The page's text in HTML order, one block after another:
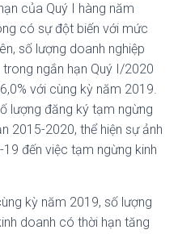
của Quý I hàng năm
có sự đột biến với mức
số lượng doanh nghiệp
ngắn hạn Quý I/2020
với cùng kỳ năm 2019.
lượng đăng ký tạm ngừng
2015-2020, thể hiện sự ảnh
đến việc tạm ngừng kinh
kỳ năm 2019, số lượng
doanh có thời hạn tăng